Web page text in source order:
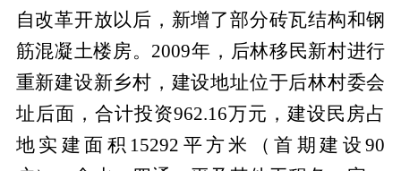
自改革开放以后，新增了部分砖瓦结构和钢
筋混凝土楼房。2009年， 后林移民新村进行
重新建设新乡村，建设地址位于后林村委会
址后面，合计投资962.16万元，建设民房占
地实建面积15292平方米（首期建设90